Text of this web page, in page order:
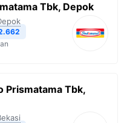
Tbk, Depok
Prismatama Tbk,